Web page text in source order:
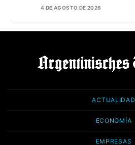
4 DE AGOSTO DE 2026
ACTUALIDAD
ECONOMÍA
EMPRESAS